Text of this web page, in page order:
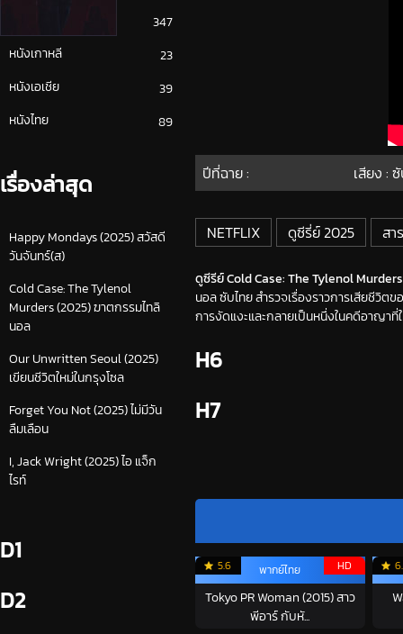
347
หนังเกาหลี
23
หนังเอเชีย
39
หนังไทย
89
เรื่องล่าสุด
Happy Mondays (2025) สวัสดี
วันจันทร์(ส)
Cold Case: The Tylenol
Murders (2025) ฆาตกรรมไทลิ
นอล
Our Unwritten Seoul (2025)
เขียนชีวิตใหม่ในกรุงโซล
Forget You Not (2025) ไม่มีวัน
ลืมเลือน
I, Jack Wright (2025) ไอ แจ็ก
ไรท์
D1
D2
ปีที่ฉาย : เสียง :
NETFLIX ดูซีรี่ย์ 2025 สา
ดูซีรีย์ Cold Case: The Tylenol
นอล ซับไทย สำรวจเรื่องราวการเสียชีวิ
การงัดแงะและกลายเป็นหนึ่งในคดีอาญา
H6
H7
5.6 HD
พากย์ไทย
Tokyo PR Woman (2015) สาว
พีอาร์ กับหั...